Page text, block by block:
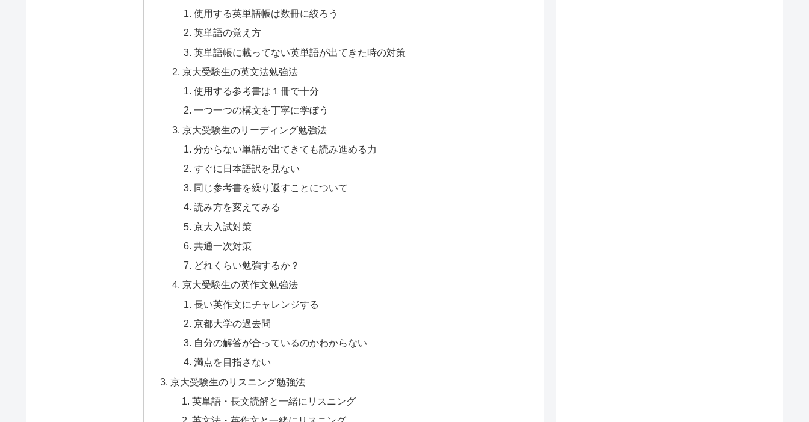
使用する英単語帳は数冊に絞ろう
英単語の覚え方
英単語帳に載ってない英単語が出てきた時の対策
京大受験生の英文法勉強法
使用する参考書は１冊で十分
一つ一つの構文を丁寧に学ぼう
京大受験生のリーディング勉強法
分からない単語が出てきても読み進める力
すぐに日本語訳を見ない
同じ参考書を繰り返すことについて
読み方を変えてみる
京大入試対策
共通一次対策
どれくらい勉強するか？
京大受験生の英作文勉強法
長い英作文にチャレンジする
京都大学の過去問
自分の解答が合っているのかわからない
満点を目指さない
京大受験生のリスニング勉強法
英単語・長文読解と一緒にリスニング